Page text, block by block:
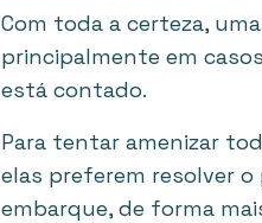
Com toda a certeza,
principalmente em
está contado.
Para tentar amenizar
elas preferem resolver
embarque, de forma